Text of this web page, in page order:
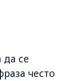
да се
често